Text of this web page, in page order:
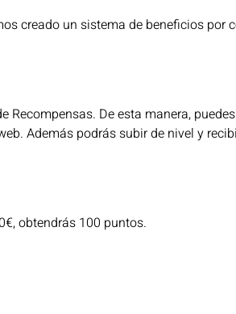
creado un sistema de beneficios por
De esta manera,
Además podrás subir de nivel y
obtendrás 100 puntos.